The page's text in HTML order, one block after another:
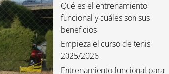
Qué es el entrenamiento
funcional y cuáles son sus
beneficios
Empieza el curso de tenis
2025/2026
Entrenamiento funcional para